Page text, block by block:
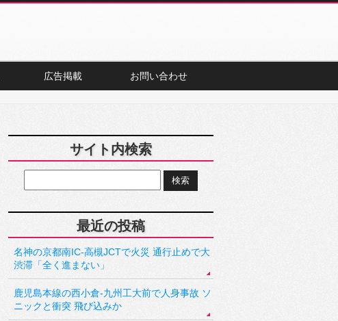
広告掲載 お問い合わせ
サイト内検索
最近の投稿
名神の京都南IC-高槻JCTで火災 通行止めで大
渋滞「全く進まない」
鹿児島本線の西小倉-九州工大前で人身事故 ソ
ニックと衝突 飛び込みか